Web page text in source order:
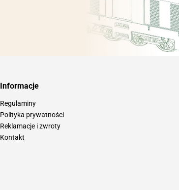
Informacje
Regulaminy
Polityka prywatności
Reklamacje i zwroty
Kontakt